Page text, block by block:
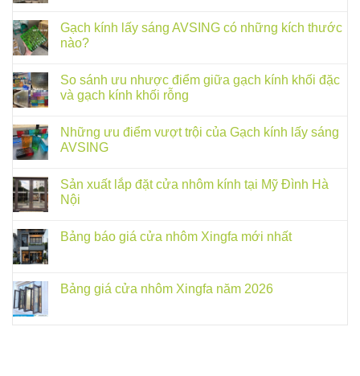
Gạch kính lấy sáng AVSING có những kích thước
nào?
So sánh ưu nhược điểm giữa gạch kính khối đặc
và gạch kính khối rỗng
Những ưu điểm vượt trội của Gạch kính lấy sáng
AVSING
Sản xuất lắp đặt cửa nhôm kính tại Mỹ Đình Hà
Nội
Bảng báo giá cửa nhôm Xingfa mới nhất
Bảng giá cửa nhôm Xingfa năm 2026